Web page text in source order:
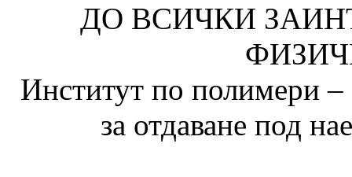
ДО ВСИЧКИ
Институт по полимери
за отдаване под